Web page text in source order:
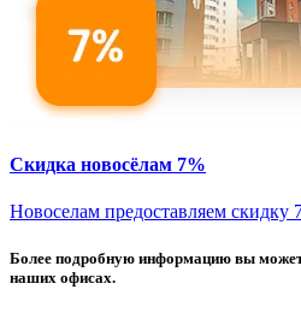
Скидка новосёлам 7%
Новоселам предоставляем скидку
Более подробную информацию вы
наших офисах.